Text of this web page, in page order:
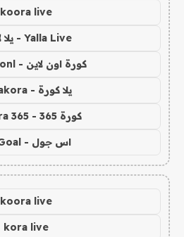
koora live
Yalla Live - يلا لايف
كورة اون لاين - koora onl
يلا كورة - yallakora
كورة 365 - kooora 365
اس جول - AS Goal
koora live
kora live